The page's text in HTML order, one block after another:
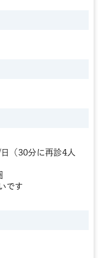
（30分に再診4人
です